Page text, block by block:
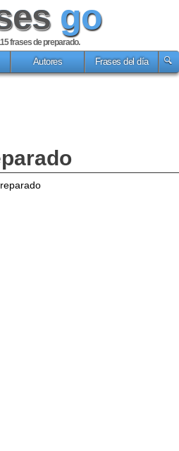
go
frases de preparado.
Autores Frases del día